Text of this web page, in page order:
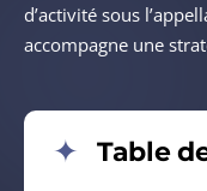
d’activité sous
accompagne une
Table